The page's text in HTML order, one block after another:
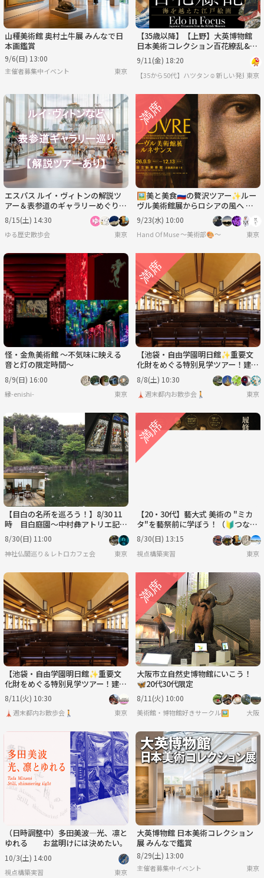
山種美術館 奥村土牛展 みんなで日
本画鑑賞
9/6(日) 13:00
主催者募集中イベント 東京
【35歳以降】【上野】大英博物館
日本美術コレクション百花繚乱&セ
ンベロ【女性主催】
9/11(金) 18:20
【35から50代】ハツタン☺️新しい発見探索
東京
エスパス ルイ・ヴィトンの解説ツ
アー＆表参道のギャラリーめぐり
（初心者歓迎）
8/15(土) 14:30
ゆる歴史散歩会 東京
🖼️美と美食🇷🇺の贅沢ツアー✨ルー
ヴル美術館展からロシアの風へ 🎨
🍲@六本木
9/23(水) 10:00
Hand Of Muse 〜美術部🎨〜 東京
怪・金魚美術館 ～不気味に映える
音と灯の限定時間～
8/9(日) 16:00
縁-enishi- 東京
【池袋・自由学園明日館✨重要文
化財をめぐる特別見学ツアー！建築
好き歓迎／
8/8(土) 10:30
🗼週末都内お散歩会🚶 東京
【目白の名所を巡ろう！】8/30 11
時 目白庭園～中村彝アトリエ記念
館～目白聖公会【常連参加費還元】
8/30(日) 11:00
神社仏閣巡り＆レトロカフェ会 東京
【20・30代】藝大式 美術の "ミカ
タ"を藝祭前に学ぼう！（🔰つなげ
ーと歴少ない方用に増枠 ）
8/30(日) 13:15
視点構築実習 東京
【池袋・自由学園明日館✨重要文
化財をめぐる特別見学ツアー！建築
好き歓迎／
8/11(火) 10:30
🗼週末都内お散歩会🚶 東京
大阪市立自然史博物館にいこう！
🦋20代30代限定
8/11(火) 10:00
美術館・博物館好きサークル🖼️ 大阪
（日時調整中）多田美波―光、凛と
ゆれる お盆明けには決めたい。
10/3(土) 14:00
視点構築実習 東京
大英博物館 日本美術コレクション
展 みんなで鑑賞
8/29(土) 13:00
主催者募集中イベント 東京